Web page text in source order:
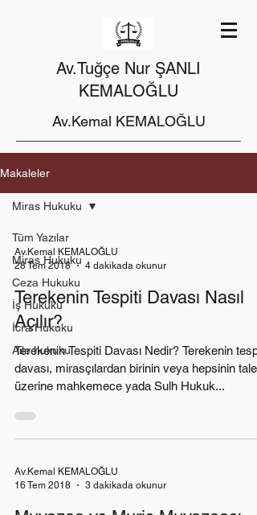
Av.Tuğçe Nur ŞANLI
KEMALOĞLU
Av.Kemal KEMALOĞLU
Makaleler
Tüm Yazılar
Miras Hukuku
Ceza Hukuku
İş Hukuku
İcra Hukuku
Aile hukuku
Miras Hukuku
Av.Kemal KEMALOĞLU
28 Tem 2018
4 dakikada okunur
Terekenin Tespiti Davası Nasıl
Açılır?
Terekenin Tespiti Davası Nedir? Terekenin
davası, mirasçılardan birinin veya hepsinin
üzerine mahkemece yada Sulh Hukuk...
Av.Kemal KEMALOĞLU
16 Tem 2018
3 dakikada okunur